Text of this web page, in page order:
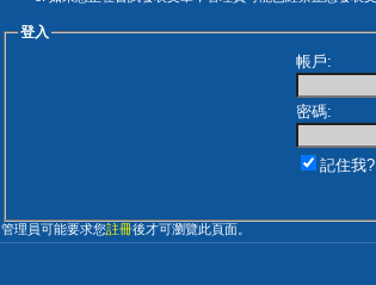
登入
帳戶:
密碼:
記住我?
管理員可能要求您註冊後才可瀏覽此頁面。